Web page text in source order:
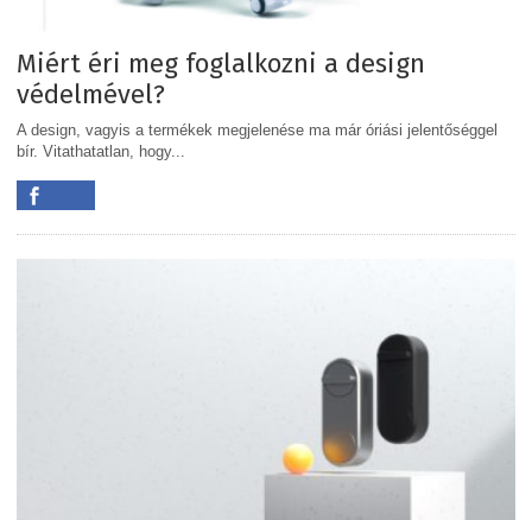
Miért éri meg foglalkozni a design
védelmével?
A design, vagyis a termékek megjelenése ma már óriási jelentőséggel
bír. Vitathatatlan, hogy...